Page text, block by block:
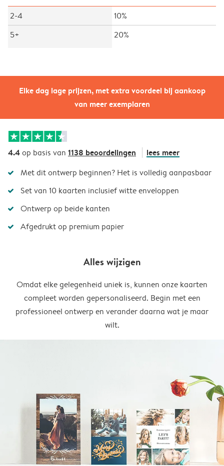
Elke dag lage prijzen, met extra voordeel bij aankoop
van meer exemplaren
2-4
10%
5+
20%
4.4op basis van 1138 beoordelingen lees meer
Met dit ontwerp beginnen? Het is volledig aanpasbaar
Set van 10 kaarten inclusief witte enveloppen
Ontwerp op beide kanten
Afgedrukt op premium papier
Alles wijzigen
Omdat elke gelegenheid uniek is, kunnen onze kaarten
compleet worden gepersonaliseerd. Begin met een
professioneel ontwerp en verander daarna wat je maar
wilt.